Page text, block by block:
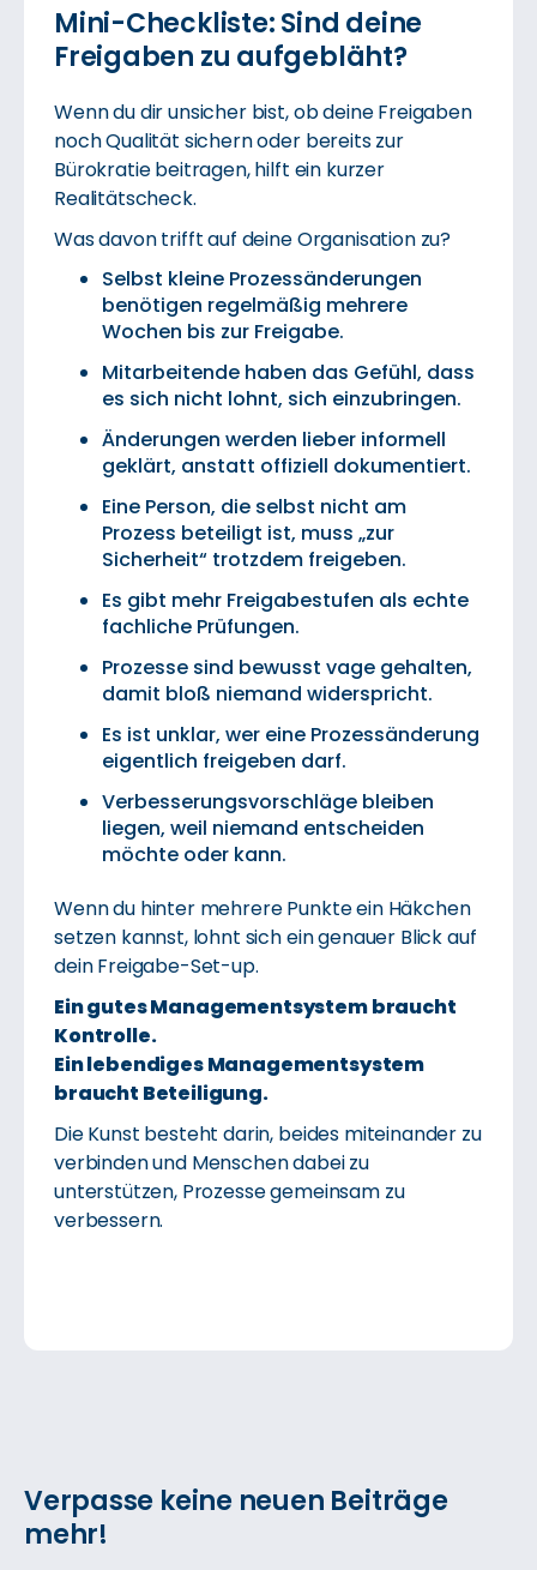
Mini-Checkliste: Sind deine
Freigaben zu aufgebläht?
Wenn du dir unsicher bist, ob deine Freigaben
noch Qualität sichern oder bereits zur
Bürokratie beitragen, hilft ein kurzer
Realitätscheck.
Was davon trifft auf deine Organisation zu?
Selbst kleine Prozessänderungen
benötigen regelmäßig mehrere
Wochen bis zur Freigabe.
Mitarbeitende haben das Gefühl, dass
es sich nicht lohnt, sich einzubringen.
Änderungen werden lieber informell
geklärt, anstatt offiziell dokumentiert.
Eine Person, die selbst nicht am
Prozess beteiligt ist, muss „zur
Sicherheit“ trotzdem freigeben.
Es gibt mehr Freigabestufen als echte
fachliche Prüfungen.
Prozesse sind bewusst vage gehalten,
damit bloß niemand widerspricht.
Es ist unklar, wer eine Prozessänderung
eigentlich freigeben darf.
Verbesserungsvorschläge bleiben
liegen, weil niemand entscheiden
möchte oder kann.
Wenn du hinter mehrere Punkte ein Häkchen
setzen kannst, lohnt sich ein genauer Blick auf
dein Freigabe-Set-up.
Ein gutes Managementsystem braucht
Kontrolle.
Ein lebendiges Managementsystem
braucht Beteiligung.
Die Kunst besteht darin, beides miteinander zu
verbinden und Menschen dabei zu
unterstützen, Prozesse gemeinsam zu
verbessern.
Verpasse keine neuen Beiträge
mehr!